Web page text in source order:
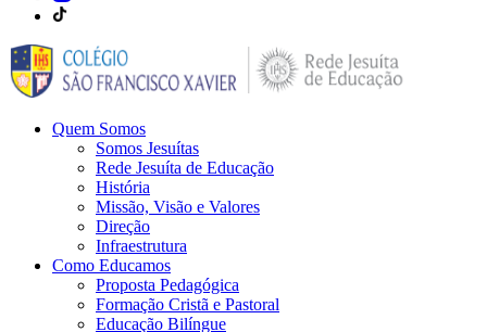
Quem Somos
Somos Jesuítas
Rede Jesuíta de Educação
História
Missão, Visão e Valores
Direção
Infraestrutura
Como Educamos
Proposta Pedagógica
Formação Cristã e Pastoral
Educação Bilíngue